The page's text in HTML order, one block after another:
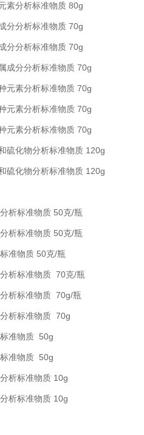
素分析标准物质 80g
分分析标准物质 70g
分分析标准物质 70g
成分分析标准物质 70g
元素分析标准物质 70g
元素分析标准物质 70g
元素分析标准物质 70g
硫化物分析标准物质 120g
硫化物分析标准物质 120g
析标准物质 50克/瓶
析标准物质 50克/瓶
准物质 50克/瓶
析标准物质 70克/瓶
析标准物质 70g/瓶
析标准物质 70g
准物质 50g
标准物质 50g
析标准物质 10g
析标准物质 10g